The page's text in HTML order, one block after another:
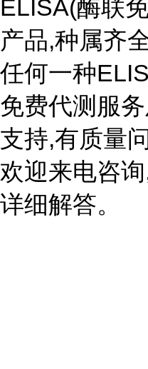
ELISA(酶联
产品,种属齐
任何一种
免费代测服
支持,有质量
欢迎来电咨
详细解答。